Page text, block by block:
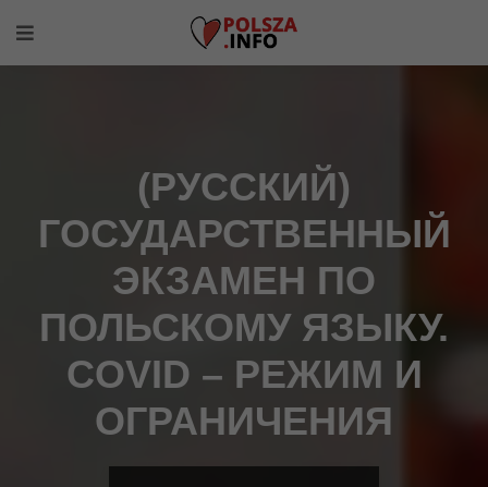
(РУССКИЙ)
ГОСУДАРСТВЕННЫЙ
ЭКЗАМЕН ПО
ПОЛЬСКОМУ ЯЗЫКУ.
COVID – РЕЖИМ И
ОГРАНИЧЕНИЯ